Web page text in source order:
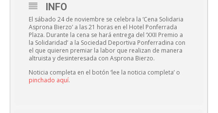
INFO
El sábado 24 de noviembre se celebra la ‘Cena Solidaria
Asprona Bierzo’ a las 21 horas en el Hotel Ponferrada
Plaza. Durante la cena se hará entrega del ‘XXII Premio a
la Solidaridad’ a la Sociedad Deportiva Ponferradina con
el que quieren premiar la labor que realizan de manera
altruista y desinteresada con Asprona Bierzo.
Noticia completa en el botón ‘lee la noticia completa’ o
pinchado aquí.